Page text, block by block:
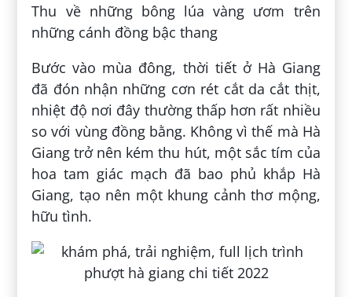
Thu về những bông lúa vàng ươm trên
những cánh đồng bậc thang
Bước vào mùa đông, thời tiết ở Hà Giang
đã đón nhận những cơn rét cắt da cắt thịt,
nhiệt độ nơi đây thường thấp hơn rất nhiều
so với vùng đồng bằng. Không vì thế mà Hà
Giang trở nên kém thu hút, một sắc tím của
hoa tam giác mạch đã bao phủ khắp Hà
Giang, tạo nên một khung cảnh thơ mộng,
hữu tình.